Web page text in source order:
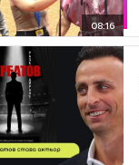
08:16